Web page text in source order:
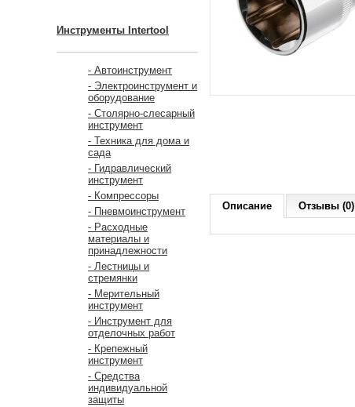
Инструменты Intertool
- Автоинструмент
- Электроинструмент и
оборудование
- Столярно-слесарный
инструмент
- Техника для дома и
сада
- Гидравлический
инструмент
- Компрессоры
- Пневмоинструмент
- Расходные
материалы и
принадлежности
- Лестницы и
стремянки
- Мерительный
инструмент
- Инструмент для
отделочных работ
- Крепежный
инструмент
- Средства
индивидуальной
защиты
Описание Отзывы (0)